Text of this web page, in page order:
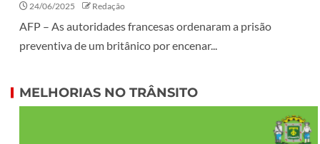
24/06/2025 Redação
AFP – As autoridades francesas ordenaram a prisão
preventiva de um britânico por encenar...
MELHORIAS NO TRÂNSITO